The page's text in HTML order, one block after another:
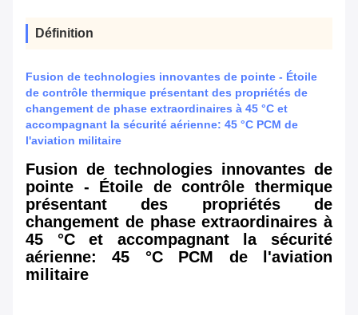
Définition
Fusion de technologies innovantes de pointe - Étoile
de contrôle thermique présentant des propriétés de
changement de phase extraordinaires à 45 °C et
accompagnant la sécurité aérienne: 45 °C PCM de
l'aviation militaire
Fusion de technologies innovantes de
pointe - Étoile de contrôle thermique
présentant des propriétés de
changement de phase extraordinaires à
45 °C et accompagnant la sécurité
aérienne: 45 °C PCM de l'aviation
militaire